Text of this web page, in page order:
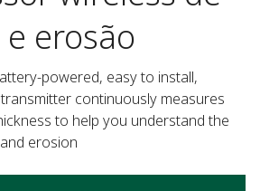
erosão
powered, easy to install,
continuously measures
to help you understand the
erosion